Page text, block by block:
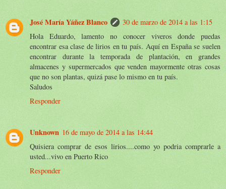
José María Yáñez Blanco
30 de marzo de 2014 a las 1:15
Hola Eduardo, lamento no conocer viveros donde puedas
encontrar esa clase de lirios en tu país. Aquí en España se suelen
encontrar durante la temporada de plantación, en grandes
almacenes y supermercados que venden mayormente otras cosas
que no son plantas, quizá pase lo mismo en tu país.
Saludos
Responder
Unknown 16 de mayo de 2014 a las 14:44
Quisiera comprar de esos lirios....como yo podria comprarle a
usted...vivo en Puerto Rico
Responder